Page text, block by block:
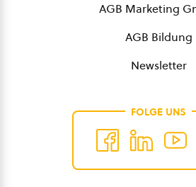
AGB Marketing
AGB Bildung
Newsletter
FOLGE UNS